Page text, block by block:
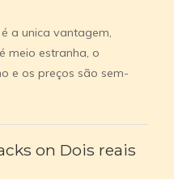
a unica vantagem,
meio estranha, o
e os preços são sem-
on Dois reais